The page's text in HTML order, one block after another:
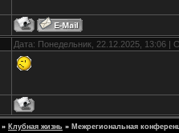
Дата: Понедельник, 22.12.2025, 13:06 |
» Клубная жизнь » Межрегиональная